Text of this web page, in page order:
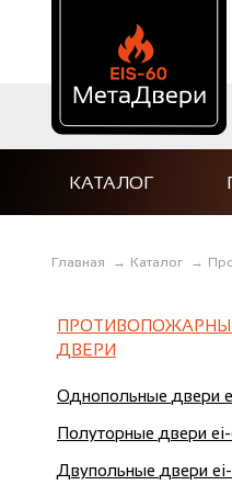
КАТАЛОГ
Главная → Каталог →
ДВЕРИ
Однопольные двери
Полуторные двери
Двупольные двери